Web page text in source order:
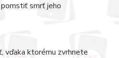
smrť jeho
vďaka ktorému zvrhnete